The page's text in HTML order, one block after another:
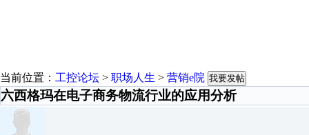
当前位置： 工控论坛 > 职场人生 > 营销e院 我要发帖
六西格玛在电子商务物流行业的应用分析